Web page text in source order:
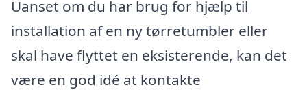
Uanset om du har brug for hjælp til
installation af en ny tørretumbler eller
skal have flyttet en eksisterende, kan det
være en god idé at kontakte